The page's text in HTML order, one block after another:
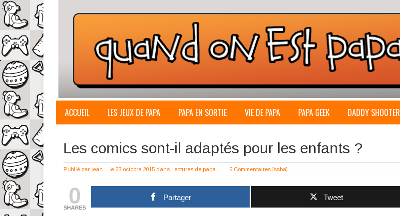
ACCUEIL LES JEUX DE PAPA PAPA EN SORTIE VIE DE PAPA PAPA GEEK DADDY SHOOTER
Les comics sont-il adaptés pour les enfants ?
Publié par jean - le 23 octobre 2015 dans Lectures de papa 6 Commentaires [ssba]
0
SHARES
Partager Tweet